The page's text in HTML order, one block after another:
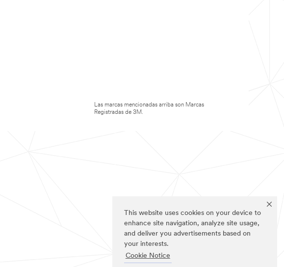
This website uses cookies on your device to
enhance site navigation, analyze site usage,
and deliver you advertisements based on
your interests.
Cookie Notice
Las marcas mencionadas arriba son Marcas
Registradas de 3M.